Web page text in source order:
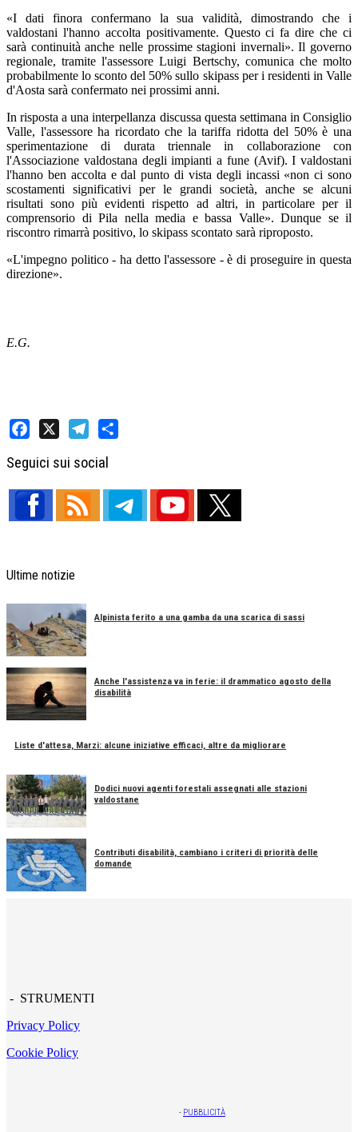
«I dati finora confermano la sua validità, dimostrando che i
valdostani l'hanno accolta positivamente. Questo ci fa dire che ci
sarà continuità anche nelle prossime stagioni invernali». Il governo
regionale, tramite l'assessore Luigi Bertschy, comunica che molto
probabilmente lo sconto del 50% sullo skipass per i residenti in Valle
d'Aosta sarà confermato nei prossimi anni.
In risposta a una interpellanza discussa questa settimana in Consiglio
Valle, l'assessore ha ricordato che la tariffa ridotta del 50% è una
sperimentazione di durata triennale in collaborazione con
l'Associazione valdostana degli impianti a fune (Avif). I valdostani
l'hanno ben accolta e dal punto di vista degli incassi «non ci sono
scostamenti significativi per le grandi società, anche se alcuni
risultati sono più evidenti rispetto ad altri, in particolare per il
comprensorio di Pila nella media e bassa Valle». Dunque se il
riscontro rimarrà positivo, lo skipass scontato sarà riproposto.
«L'impegno politico - ha detto l'assessore - è di proseguire in questa
direzione».
E.G.
Seguici sui social
Ultime notizie
Alpinista ferito a una gamba da una scarica di sassi
Anche l'assistenza va in ferie: il drammatico agosto della
disabilità
Liste d'attesa, Marzi: alcune iniziative efficaci, altre da migliorare
Dodici nuovi agenti forestali assegnati alle stazioni
valdostane
Contributi disabilità, cambiano i criteri di priorità delle
domande
- STRUMENTI
Privacy Policy
Cookie Policy
- PUBBLICITÀ